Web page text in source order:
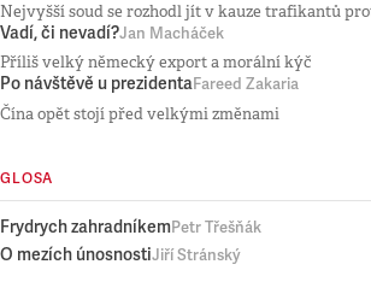
Nejvyšší soud se rozhodl jít v kauze trafikantů
Vadí, či nevadí?Jan Macháček
Příliš velký německý export a morální kýč
Po návštěvě u prezidentaFareed Zakaria
Čína opět stojí před velkými změnami
GLOSA
Frydrych zahradníkemPetr Třešňák
O mezích únosnostiJiří Stránský